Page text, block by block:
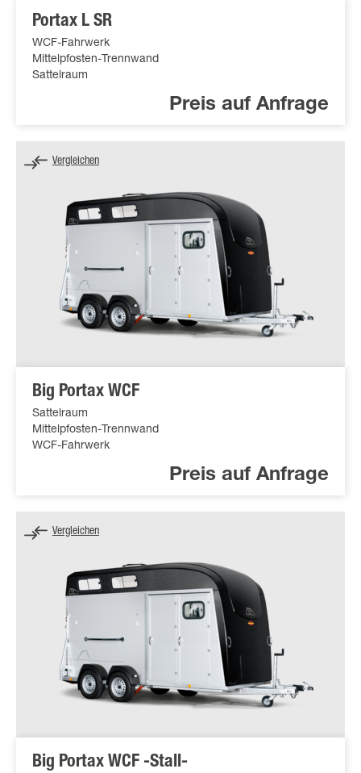
Portax L SR
WCF-Fahrwerk
Mittelpfosten-Trennwand
Sattelraum
Preis auf Anfrage
Big Portax WCF
Sattelraum
Mittelpfosten-Trennwand
WCF-Fahrwerk
Preis auf Anfrage
Vergleichen
Big Portax WCF -Stall-
Vergleichen